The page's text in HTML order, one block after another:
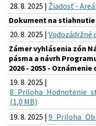
28. 8. 2025 | Žiadosť -
Dokument na
20. 8. 2025 | Vodozádržné
Zámer vyhlásenia zón
pásma a návrh
2026 - 2055 -
19. 8. 2025 |
(1,0 MB)
19. 8. 2025 |